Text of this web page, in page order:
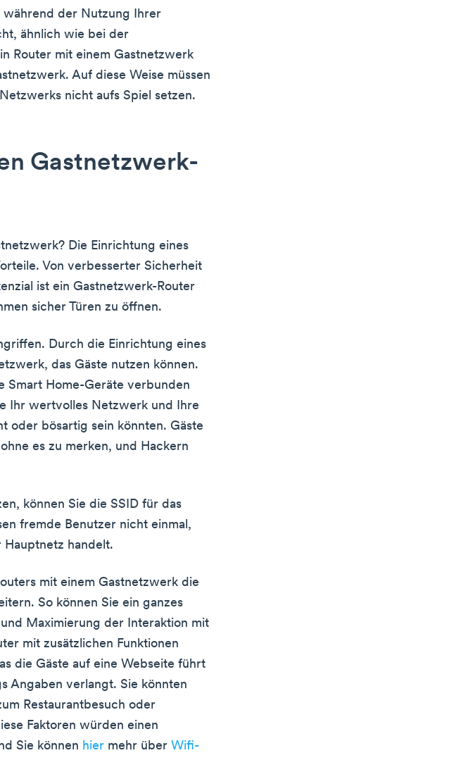
während der Nutzung Ihrer
ähnlich wie bei der
Router mit einem Gastnetzwerk
Auf diese Weise müssen
nicht aufs Spiel setzen.
Gastnetzwerk-
Die Einrichtung eines
Von verbesserter Sicherheit
ist ein Gastnetzwerk-Router
sicher Türen zu öffnen.
Durch die Einrichtung eines
das Gäste nutzen können.
Smart Home-Geräte verbunden
Ihr wertvolles Netzwerk und Ihre
oder bösartig sein könnten. Gäste
es zu merken, und Hackern
können Sie die SSID für das
fremde Benutzer nicht einmal,
Hauptnetz handelt.
mit einem Gastnetzwerk die
So können Sie ein ganzes
Maximierung der Interaktion mit
mit zusätzlichen Funktionen
die Gäste auf eine Webseite führt
Angaben verlangt. Sie könnten
Restaurantbesuch oder
Faktoren würden einen
Sie können hier mehr über Wifi-